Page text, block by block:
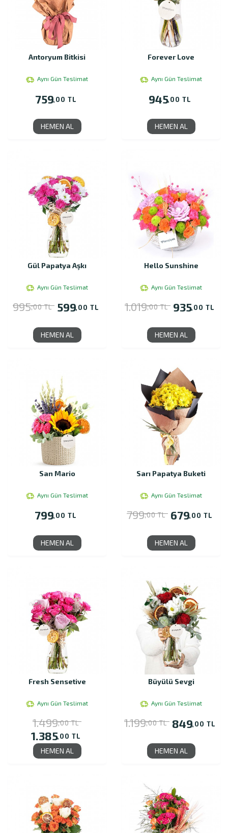
Antoryum Bitkisi
Aynı Gün Teslimat
759,00 TL
HEMEN AL
Forever Love
Aynı Gün Teslimat
945,00 TL
HEMEN AL
Gül Papatya Aşkı
Aynı Gün Teslimat
995,00 TL 599,00 TL
HEMEN AL
Hello Sunshine
Aynı Gün Teslimat
1.019,00 TL 935,00 TL
HEMEN AL
San Mario
Aynı Gün Teslimat
799,00 TL
HEMEN AL
Sarı Papatya Buketi
Aynı Gün Teslimat
799,00 TL 679,00 TL
HEMEN AL
Fresh Sensetive
Aynı Gün Teslimat
1.499,00 TL
1.385,00 TL
HEMEN AL
Büyülü Sevgi
Aynı Gün Teslimat
1.199,00 TL 849,00 TL
HEMEN AL